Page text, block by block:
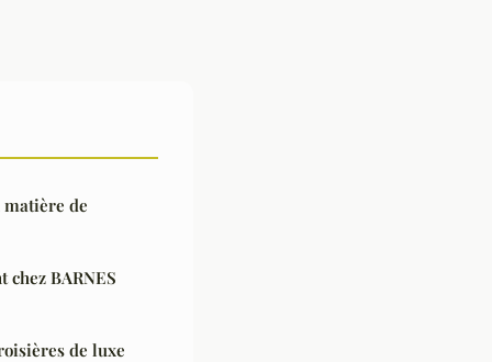
de
BARNES
de luxe